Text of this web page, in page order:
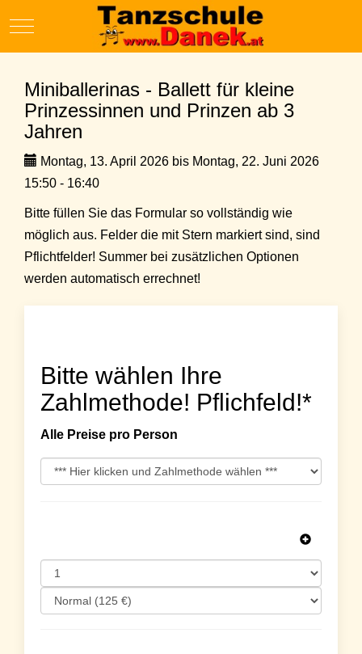
Mobile Menu Toggle
Miniballerinas - Ballett für kleine
Prinzessinnen und Prinzen ab 3
Jahren
Montag, 13. April 2026 bis Montag, 22. Juni 2026
15:50 - 16:40
Bitte füllen Sie das Formular so vollständig wie
möglich aus. Felder die mit Stern markiert sind, sind
Pflichtfelder! Summer bei zusätzlichen Optionen
werden automatisch errechnet!
Bitte wählen Ihre
Zahlmethode! Pflichfeld!*
Alle Preise pro Person